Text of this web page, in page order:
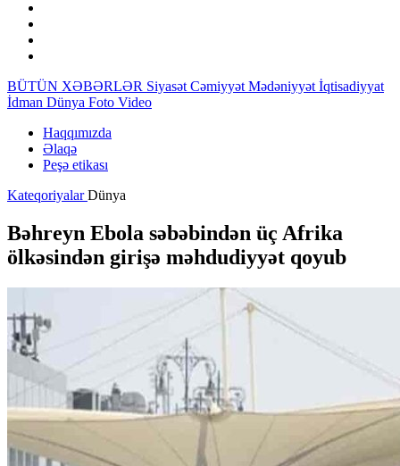
BÜTÜN XƏBƏRLƏR Siyasət Cəmiyyət Mədəniyyət İqtisadiyyat
İdman Dünya Foto Video
Haqqımızda
Əlaqə
Peşə etikası
KateqoriyalarDünya
Bəhreyn Ebola səbəbindən üç Afrika
ölkəsindən girişə məhdudiyyət qoyub